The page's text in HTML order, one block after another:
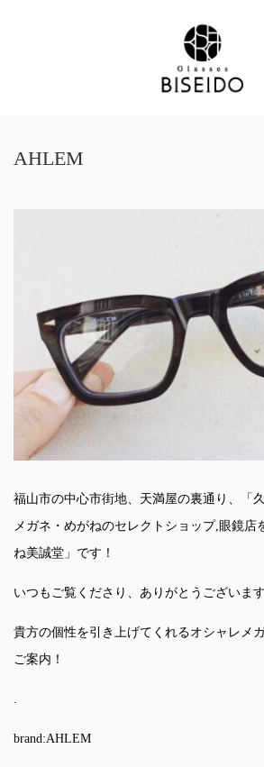
AHLEM
福山市の中心市街地、天満屋の裏通り、「
メガネ・めがねのセレクトショップ,眼鏡店
ね美誠堂」です！
いつもご覧くださり、ありがとうございます
貴方の個性を引き上げてくれるオシャレメ
ご案内！
.
brand:AHLEM